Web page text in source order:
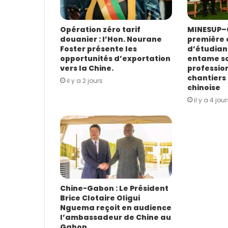
s
e
E
m
a
i
l
Opération zéro tarif
douanier : l’Hon. Nourane
Foster présente les
opportunités d’exportation
vers la Chine.
il y a 2 jours
première
entame
chantiers
chinoise
il y a 4
Chine-Gabon : Le Président
Brice Clotaire Oligui
Nguema reçoit en audience
l’ambassadeur de Chine au